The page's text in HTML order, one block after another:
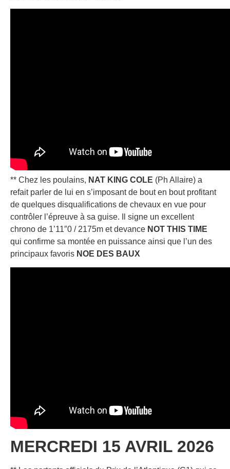
** Chez les poulains, NAT KING COLE (Ph Allaire) a
refait parler de lui en s’imposant de bout en bout profitant
de quelques disqualifications de chevaux en vue pour
contrôler l’épreuve à sa guise. Il signe un excellent
chrono de 1’11″0 / 2175m et devance NOT THIS TIME
qui confirme sa montée en puissance ainsi que l’un des
principaux favoris NOE DES BAUX
MERCREDI 15 AVRIL 2026